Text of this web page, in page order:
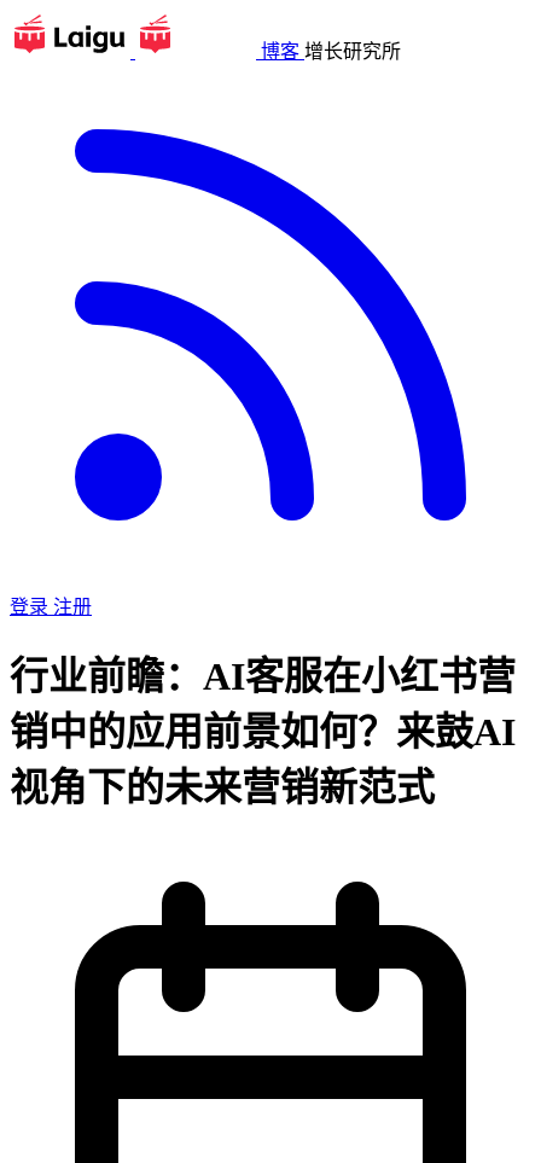
博客 增长研究所
登录 注册
行业前瞻：AI客服在小红书营
销中的应用前景如何？来鼓AI
视角下的未来营销新范式